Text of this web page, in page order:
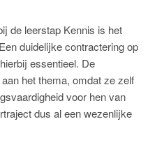
de leerstap Kennis is het
duidelijke contractering op
essentieel. De
het thema, omdat ze zelf
voor hen van
dus al een wezenlijke